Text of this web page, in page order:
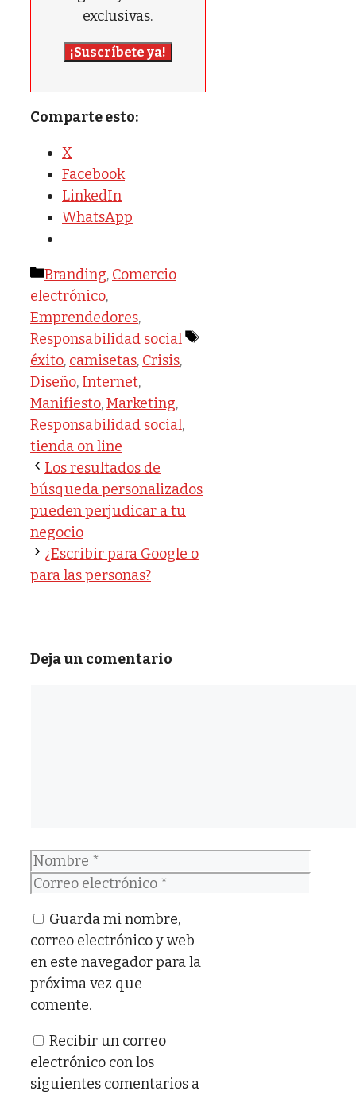
exclusivas.
¡Suscríbete ya!
Comparte esto:
X
Facebook
LinkedIn
WhatsApp
Categorías
Branding, Comercio
electrónico,
Emprendedores,
Responsabilidad social
Etiquetas
éxito, camisetas, Crisis,
Diseño, Internet,
Manifiesto,Marketing,
Responsabilidad social,
tienda on line
Los resultados de
búsqueda personalizados
pueden perjudicar a tu
negocio
¿Escribir para Google o
para las personas?
Deja un comentario
Nombre
Correo
Guarda mi nombre,
correo electrónico y web
en este navegador para la
próxima vez que
comente.
Recibir un correo
electrónico con los
siguientes comentarios a